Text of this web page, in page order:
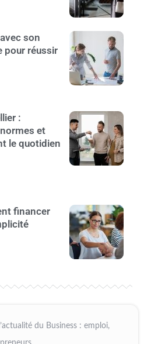
son
pour réussir
:
et
le quotidien
financer
du Business : emploi,